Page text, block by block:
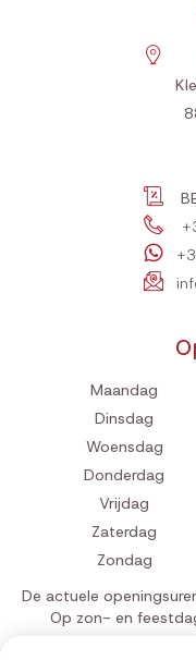
Maandag
Dinsdag
Woensdag
Donderdag
Vrijdag
Zaterdag
Zondag
De actuele
Op zon- en